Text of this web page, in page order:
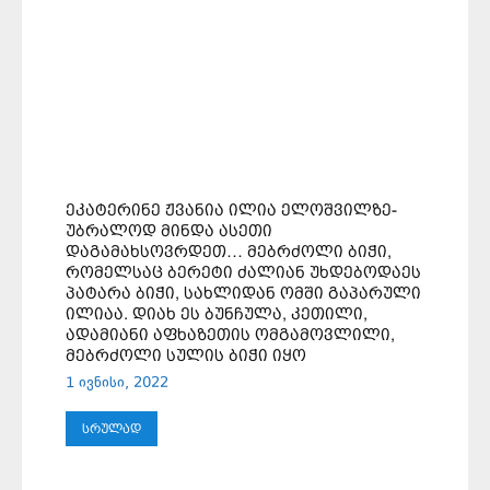
ᲔᲙᲐᲢᲔᲠᲘᲜᲔ ᲟᲕᲐᲜᲘᲐ ᲘᲚᲘᲐ ᲔᲚᲝᲨᲕᲘᲚᲖᲔ-
ᲣᲑᲠᲐᲚᲝᲓ ᲛᲘᲜᲓᲐ ᲐᲡᲔᲗᲘ
ᲓᲐᲒᲐᲛᲐᲮᲡᲝᲕᲠᲓᲔᲗ… ᲛᲔᲑᲠᲫᲝᲚᲘ ᲑᲘᲭᲘ,
ᲠᲝᲛᲔᲚᲡᲐᲪ ᲑᲔᲠᲔᲢᲘ ᲫᲐᲚᲘᲐᲜ ᲣᲮᲓᲔᲑᲝᲓᲐᲔᲡ
ᲞᲐᲢᲐᲠᲐ ᲑᲘᲭᲘ, ᲡᲐᲮᲚᲘᲓᲐᲜ ᲝᲛᲨᲘ ᲒᲐᲞᲐᲠᲣᲚᲘ
ᲘᲚᲘᲐᲐ. ᲓᲘᲐᲮ ᲔᲡ ᲑᲣᲜᲩᲣᲚᲐ, ᲙᲔᲗᲘᲚᲘ,
ᲐᲓᲐᲛᲘᲐᲜᲘ ᲐᲤᲮᲐᲖᲔᲗᲘᲡ ᲝᲛᲒᲐᲛᲝᲕᲚᲘᲚᲘ,
ᲛᲔᲑᲠᲫᲝᲚᲘ ᲡᲣᲚᲘᲡ ᲑᲘᲭᲘ ᲘᲧᲝ
1 ივნისი, 2022
ᲡᲠᲣᲚᲐᲓ